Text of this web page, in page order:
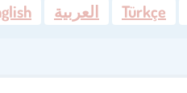
العربية Türkçe